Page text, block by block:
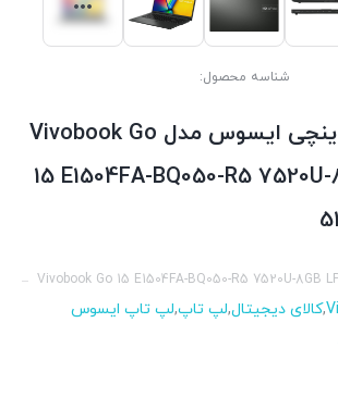
شناسه محصول:
لپ تاپ 15.6 اینچی ایسوس مدل Vivobook Go
15 E1504FA-BQ050-R5 7520U-
Vivobook Go 15 E1504FA-BQ050-R5 7520U-8GB
,کالای دیجیتال,لپ تاپ,لپ تاپ ایسوس